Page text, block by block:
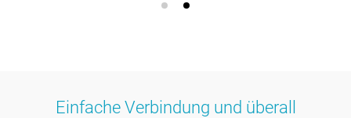
Einfache Verbindung und überall